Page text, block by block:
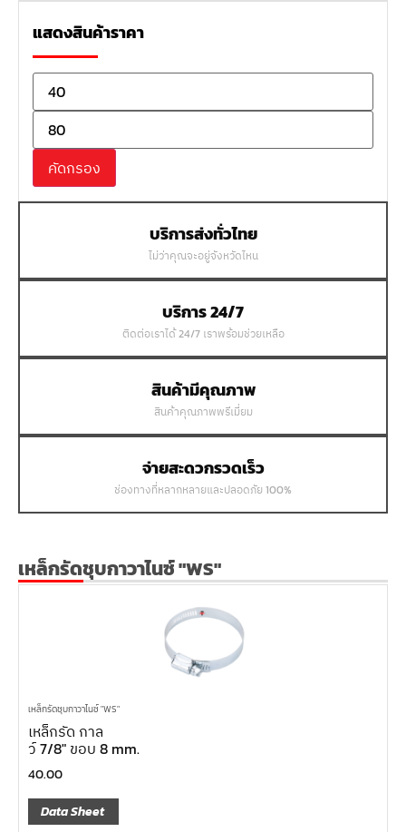
แสดงสินค้าราคา
คัดกรอง
บริการส่งทั่วไทย
ไม่ว่าคุณจะอยู่จังหวัดไหน
บริการ 24/7
ติดต่อเราได้ 24/7 เราพร้อมช่วยเหลือ
สินค้ามีคุณภาพ
สินค้าคุณภาพพรีเมี่ยม
จ่ายสะดวกรวดเร็ว
ช่องทางที่หลากหลายและปลอดภัย 100%
เหล็กรัดชุบกาวาไนซ์ "WS"
เหล็กรัดชุบกาวาไนซ์ "WS"
เหล็กรัด กาล
ว์ 7/8″ ขอบ 8 mm.
40.00
Data Sheet